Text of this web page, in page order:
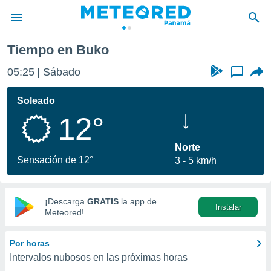
de
ha
calidad.
a este
las
y
digital
basada
Tiempo en Buko
05:25 Sábado ...
Soleado
12°
Sensación de 12°
Norte
3
5 km/h
¡Descarga GRATIS la app de
Meteored!
Instalar
Por horas
Intervalos nubosos en las próximas horas